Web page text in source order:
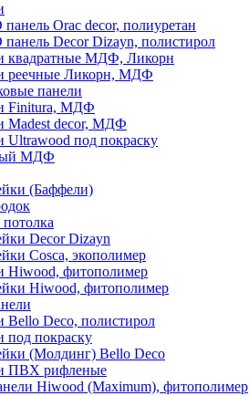
панель Orac decor, полиуретан
панель Decor Dizayn, полистирол
квадратные МДФ, Ликорн
реечные Ликорн, МДФ
панели
Finitura, МДФ
Madest decor, МДФ
Ultrawood под покраску
МДФ
(Баффели)
Decor Dizayn
Cosca, экополимер
Hiwood, фитополимер
Hiwood, фитополимер
Bello Deco, полистирол
под покраску
(Молдинг) Bello Deco
ПВХ рифленые
Hiwood (Maximum), фитополимер